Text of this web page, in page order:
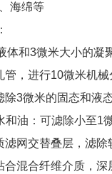
海绵等
体和3微米大小的凝
管，进行10微米机械
除3微米的固态和液
油：可滤除小至1
滤网交替叠层，滤除
合混合纤维介质，深